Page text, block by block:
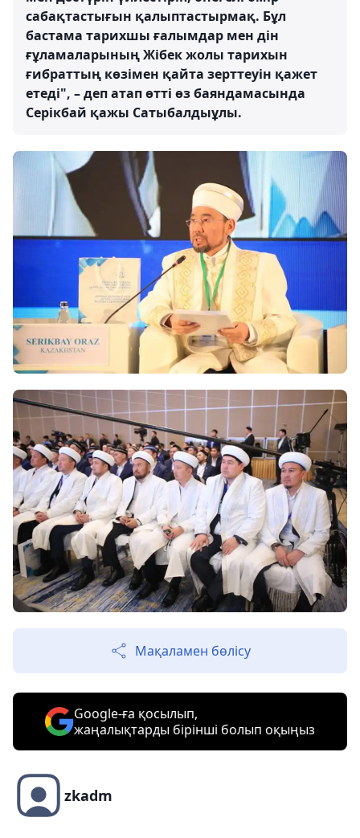
сабақтастығын қалыптастырмақ. Бұл
бастама тарихшы ғалымдар мен дін
ғұламаларының Жібек жолы тарихын
ғибраттың көзімен қайта зерттеуін қажет
етеді", – деп атап өтті өз баяндамасында
Серікбай қажы Сатыбалдыұлы.
Мақаламен бөлісу
Google-ға қосылып,
жаңалықтарды бірінші болып оқыңыз
zkadm